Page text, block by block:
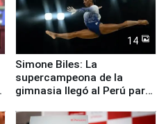
14
Simone Biles: La
supercampeona de la
gimnasia llegó al Perú para
Panamericanos Lima 2027